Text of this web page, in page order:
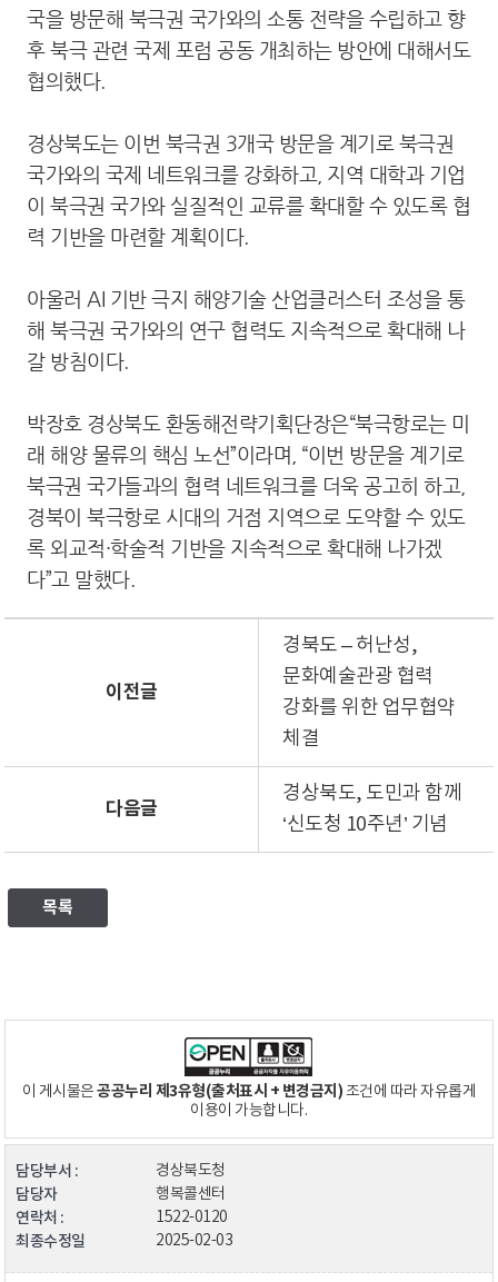
국을 방문해 북극권 국가와의 소통 전략을 수립하고 향
후 북극 관련 국제 포럼 공동 개최하는 방안에 대해서도
협의했다.
경상북도는 이번 북극권 3개국 방문을 계기로 북극권
국가와의 국제 네트워크를 강화하고, 지역 대학과 기업
이 북극권 국가와 실질적인 교류를 확대할 수 있도록 협
력 기반을 마련할 계획이다.
아울러 AI 기반 극지 해양기술 산업클러스터 조성을 통
해 북극권 국가와의 연구 협력도 지속적으로 확대해 나
갈 방침이다.
박장호 경상북도 환동해전략기획단장은“북극항로는 미
래 해양 물류의 핵심 노선”이라며, “이번 방문을 계기로
북극권 국가들과의 협력 네트워크를 더욱 공고히 하고,
경북이 북극항로 시대의 거점 지역으로 도약할 수 있도
록 외교적·학술적 기반을 지속적으로 확대해 나가겠
다”고 말했다.
이전글
경북도 – 허난성,
문화예술관광 협력
강화를 위한 업무협약
체결
다음글
경상북도, 도민과 함께
‘신도청 10주년’ 기념
목록
이 게시물은공공누리 제3유형(출처표시 + 변경금지)조건에 따라 자유롭게
이용이 가능합니다.
담당부서 : 경상북도청
담당자 행복콜센터
연락처 : 1522-0120
최종수정일 2025-02-03